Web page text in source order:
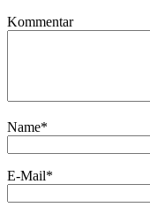
Kommentar
Name*
E-Mail*